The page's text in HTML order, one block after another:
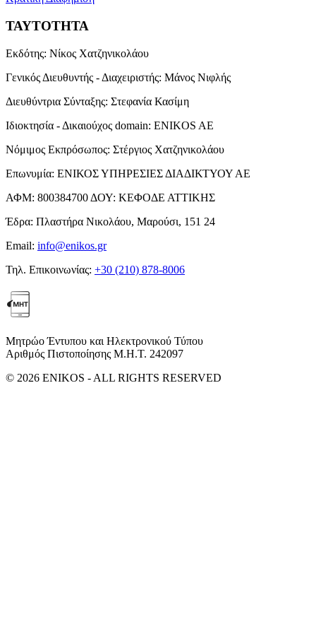
ΤΑΥΤΟΤΗΤΑ
Εκδότης: Νίκος Χατζηνικολάου
Γενικός Διευθυντής - Διαχειριστής: Μάνος Νιφλής
Διευθύντρια Σύνταξης: Στεφανία Κασίμη
Ιδιοκτησία - Δικαιούχος domain: ENIKOS AE
Νόμιμος Εκπρόσωπος: Στέργιος Χατζηνικολάου
Επωνυμία: ΕΝΙΚΟΣ ΥΠΗΡΕΣΙΕΣ ΔΙΑΔΙΚΤΥΟΥ ΑΕ
ΑΦΜ: 800384700 ΔΟΥ: ΚΕΦΟΔΕ ΑΤΤΙΚΗΣ
Έδρα: Πλαστήρα Νικολάου, Μαρούσι, 151 24
Email: info@enikos.gr
Τηλ. Επικοινωνίας: +30 (210) 878-8006
Μητρώο Έντυπου και Ηλεκτρονικού Τύπου
Αριθμός Πιστοποίησης Μ.Η.Τ. 242097
© 2026 ENIKOS - ALL RIGHTS RESERVED